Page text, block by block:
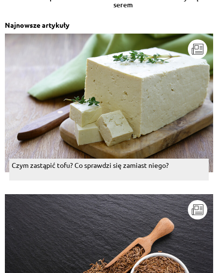
serem
Najnowsze artykuły
Czym zastąpić tofu? Co sprawdzi się zamiast niego?